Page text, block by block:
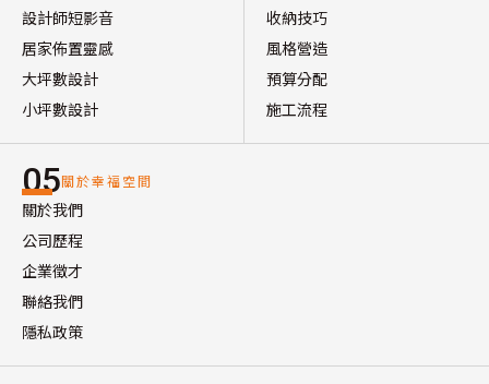
設計師短影音
居家佈置靈感
大坪數設計
小坪數設計
收納技巧
風格營造
預算分配
施工流程
05關於幸福空間
關於我們
公司歷程
企業徵才
聯絡我們
隱私政策